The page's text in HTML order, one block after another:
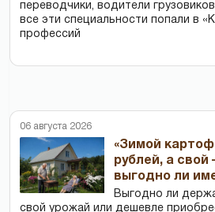
переводчики, водители
все эти специальности попали в
профессий
06 августа 2026
«Зимой
рублей, а свой
выгодно ли
Выгодно ли
свой урожай или дешевле